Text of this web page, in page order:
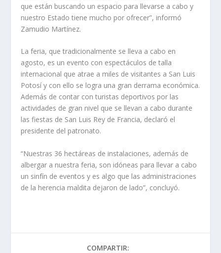
que están buscando un espacio para llevarse a cabo y
nuestro Estado tiene mucho por ofrecer”, informó
Zamudio Martínez.
La feria, que tradicionalmente se lleva a cabo en
agosto, es un evento con espectáculos de talla
internacional que atrae a miles de visitantes a San Luis
Potosí y con ello se logra una gran derrama económica.
Además de contar con turistas deportivos por las
actividades de gran nivel que se llevan a cabo durante
las fiestas de San Luis Rey de Francia, declaró el
presidente del patronato.
“Nuestras 36 hectáreas de instalaciones, además de
albergar a nuestra feria, son idóneas para llevar a cabo
un sinfín de eventos y es algo que las administraciones
de la herencia maldita dejaron de lado”, concluyó.
COMPARTIR: